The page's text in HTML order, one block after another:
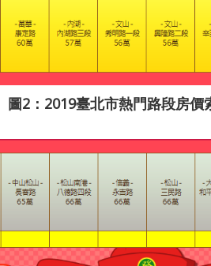
圖2：2019臺北市熱門路段房價